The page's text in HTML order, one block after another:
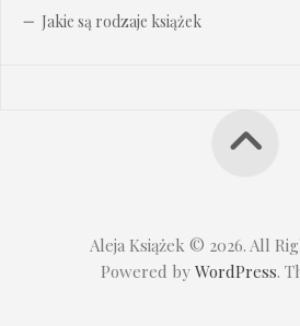
Jakie są rodzaje książek
Aleja Książek © 2026. All
Powered by WordPress.